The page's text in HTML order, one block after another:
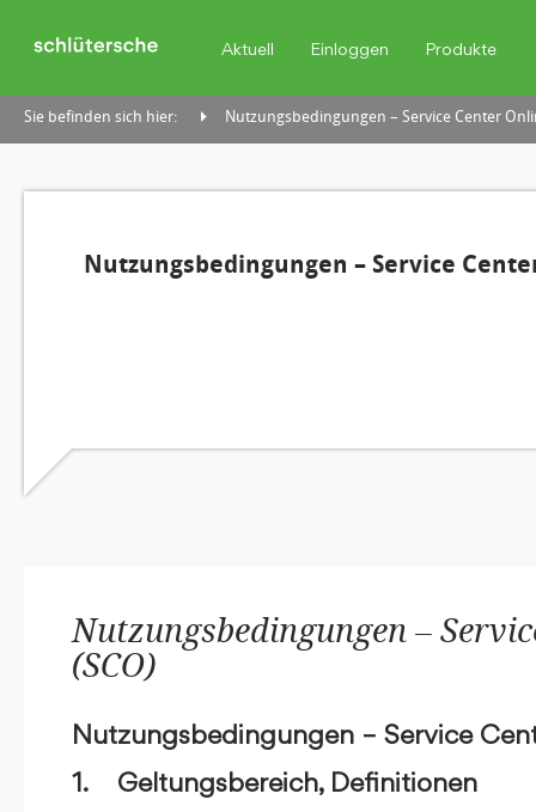
Aktuell Einloggen Produkte
Sie befinden sich hier: Nutzungsbedingungen – Service Center
Nutzungsbedingungen – Service
Nutzungsbedingungen –
(SCO)
Nutzungsbedingungen – Service
1. Geltungsbereich, Definitionen